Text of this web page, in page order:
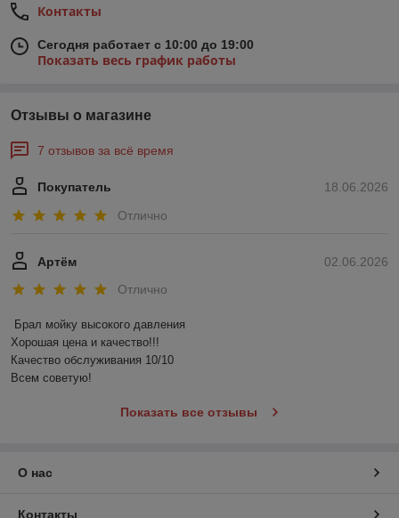
Контакты
Сегодня работает с 10:00 до 19:00
Показать весь график работы
Отзывы о магазине
7 отзывов за всё время
18.06.2026
Покупатель
Отлично
02.06.2026
Артём
Отлично
Брал мойку высокого давления
Хорошая цена и качество!!!
Качество обслуживания 10/10
Всем советую!
Показать все отзывы
О нас
Контакты